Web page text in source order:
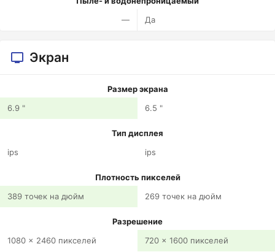
—
Да
Экран
Размер экрана
6.9 "
6.5 "
Тип дисплея
ips
ips
Плотность пикселей
389 точек на дюйм
269 точек на дюйм
Разрешение
1080 x 2460 пикселей
720 x 1600 пикселей